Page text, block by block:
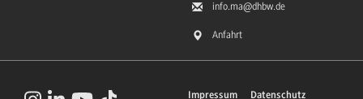
info.ma@dhbw.de
Anfahrt
Impressum Datenschutz